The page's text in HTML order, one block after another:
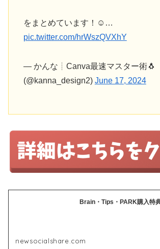
をまとめています！☺️…
pic.twitter.com/hrWszQVXhY
— かんな┊︎Canva最速マスター術🐧
(@kanna_design2) June 17, 2024
Brain・Tips・PARK購入特
newsocialshare.com